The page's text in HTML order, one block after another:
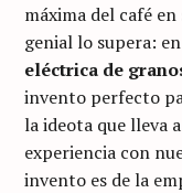
máxima del café
genial lo supera:
eléctrica de
invento perfecto
la ideota que lleva
experiencia con
invento es de la